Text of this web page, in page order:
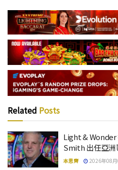
Related Posts
Light &
Smith 出任亞
本思齊 2026年08